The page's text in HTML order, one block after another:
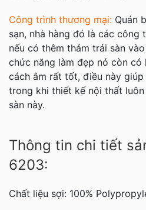
Công trình thương mại: Quán
sạn, nhà hàng đó là các công
nếu có thêm thảm trải sàn
chức năng làm đẹp nó còn có
cách âm rất tốt, điều này
trong khi thiết kế nội thất
sàn này.
Thông tin chi tiết
6203:
Chất liệu sợi: 100%